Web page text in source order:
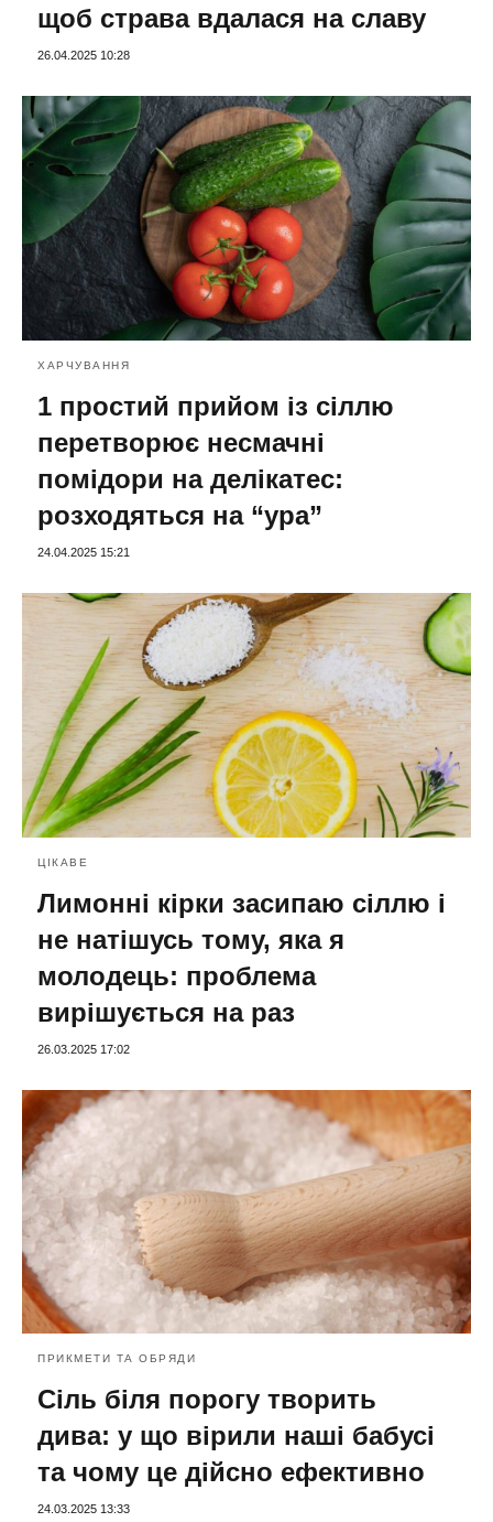
щоб страва вдалася на славу
26.04.2025 10:28
ХАРЧУВАННЯ
1 простий прийом із сіллю
перетворює несмачні
помідори на делікатес:
розходяться на “ура”
24.04.2025 15:21
ЦІКАВЕ
Лимонні кірки засипаю сіллю і
не натішусь тому, яка я
молодець: проблема
вирішується на раз
26.03.2025 17:02
ПРИКМЕТИ ТА ОБРЯДИ
Сіль біля порогу творить
дива: у що вірили наші бабусі
та чому це дійсно ефективно
24.03.2025 13:33